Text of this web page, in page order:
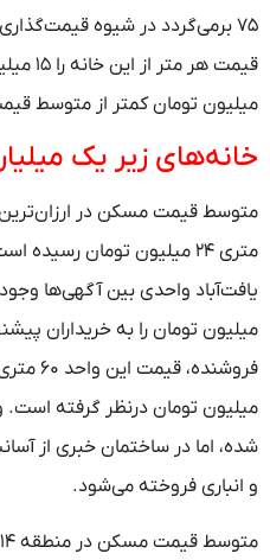
۷۵ برمی‌گردد در شیوه
میلیون تومان کمتر از متوسط
خانه‌های زیر یک
متری ۲۴ میلیون تومان
میلیون تومان را به خریداران
میلیون تومان درنظر گرفته
شده، اما در ساختمان خبری از
و انباری فروخته می‌شود.